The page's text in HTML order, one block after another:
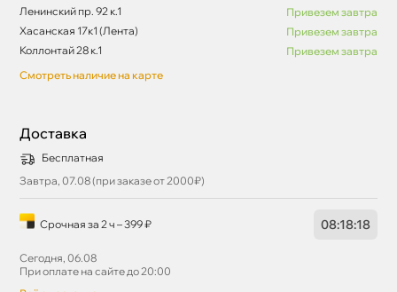
Ленинский пр. 92 к.1
Привезем завтра
Хасанская 17к1 (Лента)
Привезем завтра
Коллонтай 28 к.1
Привезем завтра
Смотреть наличие на карте
Доставка
Бесплатная
Завтра, 07.08 (при заказе от 2000₽)
Срочная за 2 ч – 399 ₽ 08:18:17
Сегодня, 06.08
При оплате на сайте до 20:00